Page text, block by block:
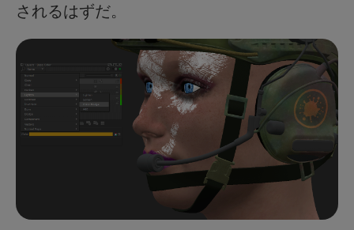
されるはずだ。